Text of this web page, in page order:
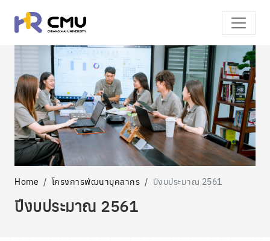
Home โครงการพัฒนาบุคลากร ปีงบประมาณ 2561
ปีงบประมาณ 2561